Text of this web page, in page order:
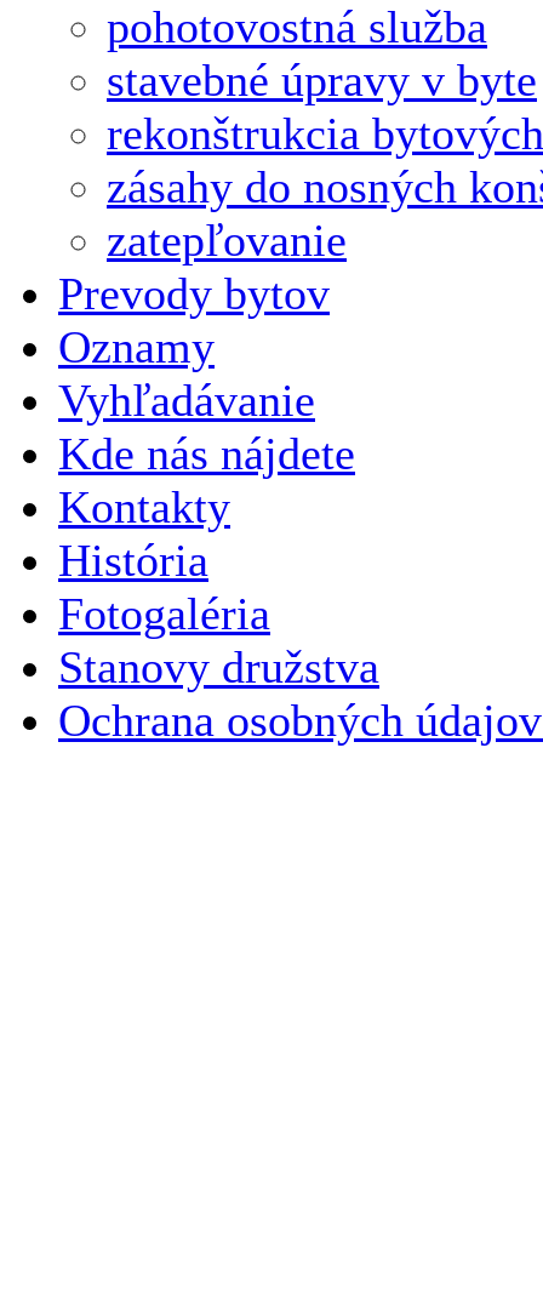
pohotovostná služba
stavebné úpravy v byte
rekonštrukcia
zásahy do nosných
zatepľovanie
Prevody bytov
Oznamy
Vyhľadávanie
Kde nás nájdete
Kontakty
História
Fotogaléria
Stanovy družstva
Ochrana osobných